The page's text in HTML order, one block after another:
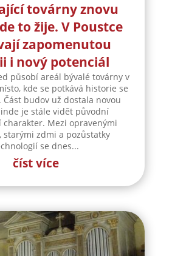
továrny znovu
to žije. V Poustce
zapomenutou
i nový potenciál
působí areál bývalé továrny v
kde se potkává historie se
Část budov už dostala novou
je stále vidět původní
Mezi opravenými
starými zdmi a pozůstatky
se dnes...
číst více